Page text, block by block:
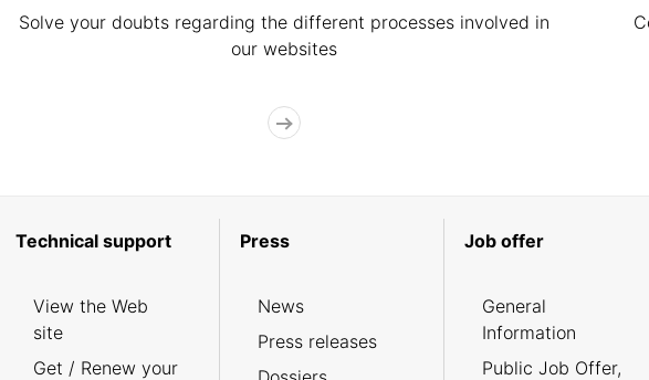
Solve your doubts regarding the different processes involved in
our websites
Technical support
View the Web
site
Get / Renew your
Press
News
Press releases
Job offer
General
Information
Public Job Offer,